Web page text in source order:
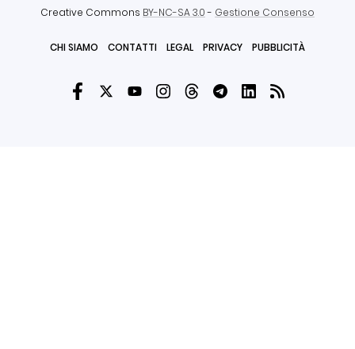
Creative Commons BY-NC-SA 3.0- Gestione Consenso
CHI SIAMO CONTATTI LEGAL PRIVACY PUBBLICITÀ